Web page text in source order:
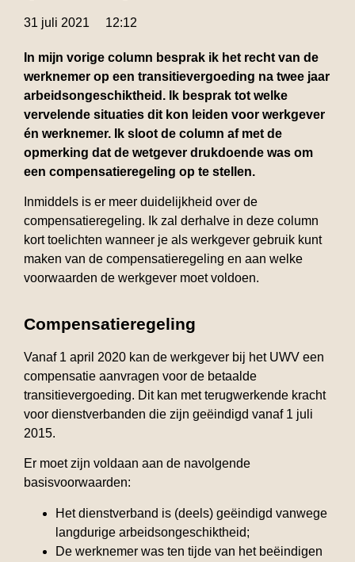
31 juli 2021 12:12
In mijn vorige column besprak ik het recht van de
werknemer op een transitievergoeding na twee jaar
arbeidsongeschiktheid. Ik besprak tot welke
vervelende situaties dit kon leiden voor werkgever
én werknemer. Ik sloot de column af met de
opmerking dat de wetgever drukdoende was om
een compensatieregeling op te stellen.
Inmiddels is er meer duidelijkheid over de
compensatieregeling. Ik zal derhalve in deze column
kort toelichten wanneer je als werkgever gebruik kunt
maken van de compensatieregeling en aan welke
voorwaarden de werkgever moet voldoen.
Compensatieregeling
Vanaf 1 april 2020 kan de werkgever bij het UWV een
compensatie aanvragen voor de betaalde
transitievergoeding. Dit kan met terugwerkende kracht
voor dienstverbanden die zijn geëindigd vanaf 1 juli
2015.
Er moet zijn voldaan aan de navolgende
basisvoorwaarden:
Het dienstverband is (deels) geëindigd vanwege
langdurige arbeidsongeschiktheid;
De werknemer was ten tijde van het beëindigen